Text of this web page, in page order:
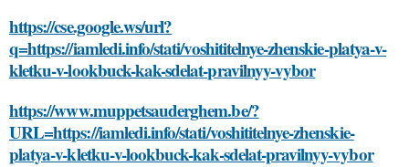
https://cse.google.ws/url?
q=https://iamledi.info/stati/voshititelnye-zhenskie-platya-v-
kletku-v-lookbuck-kak-sdelat-pravilnyy-vybor
https://www.muppetsauderghem.be/?
URL=https://iamledi.info/stati/voshititelnye-zhenskie-
platya-v-kletku-v-lookbuck-kak-sdelat-pravilnyy-vybor